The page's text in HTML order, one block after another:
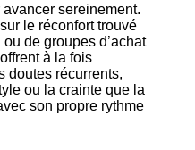
avancer sereinement.
le réconfort trouvé
de groupes d’achat
à la fois
doutes récurrents,
ou la crainte que la
son propre rythme